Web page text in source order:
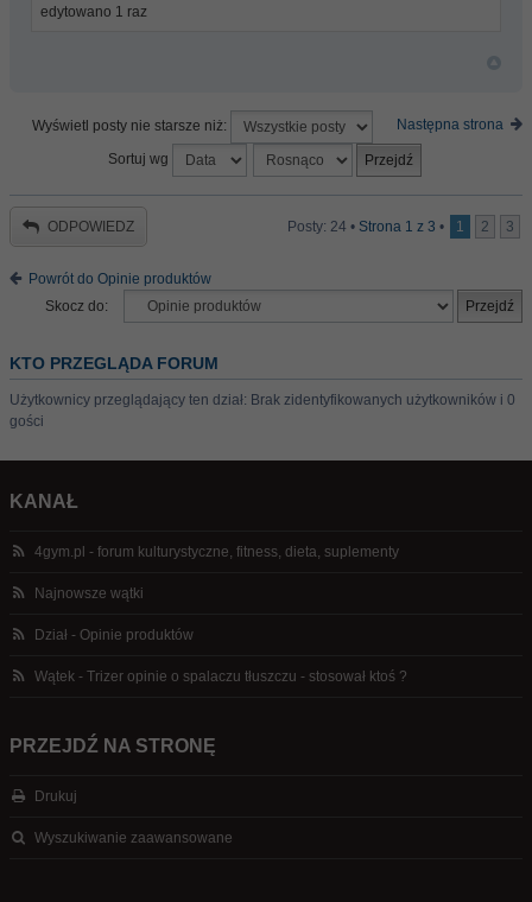
edytowano 1 raz
Następna strona
Wyświetl posty nie starsze niż:
Sortuj wg
ODPOWIEDZ Posty: 24 • Strona 1 z 3 • 1 2 3
Powrót do Opinie produktów
Skocz do:
KTO PRZEGLĄDA FORUM
Użytkownicy przeglądający ten dział: Brak zidentyfikowanych użytkowników i 0
gości
KANAŁ
4gym.pl - forum kulturystyczne, fitness, dieta, suplementy
Najnowsze wątki
Dział - Opinie produktów
Wątek - Trizer opinie o spalaczu tłuszczu - stosował ktoś ?
PRZEJDŹ NA STRONĘ
Drukuj
Wyszukiwanie zaawansowane